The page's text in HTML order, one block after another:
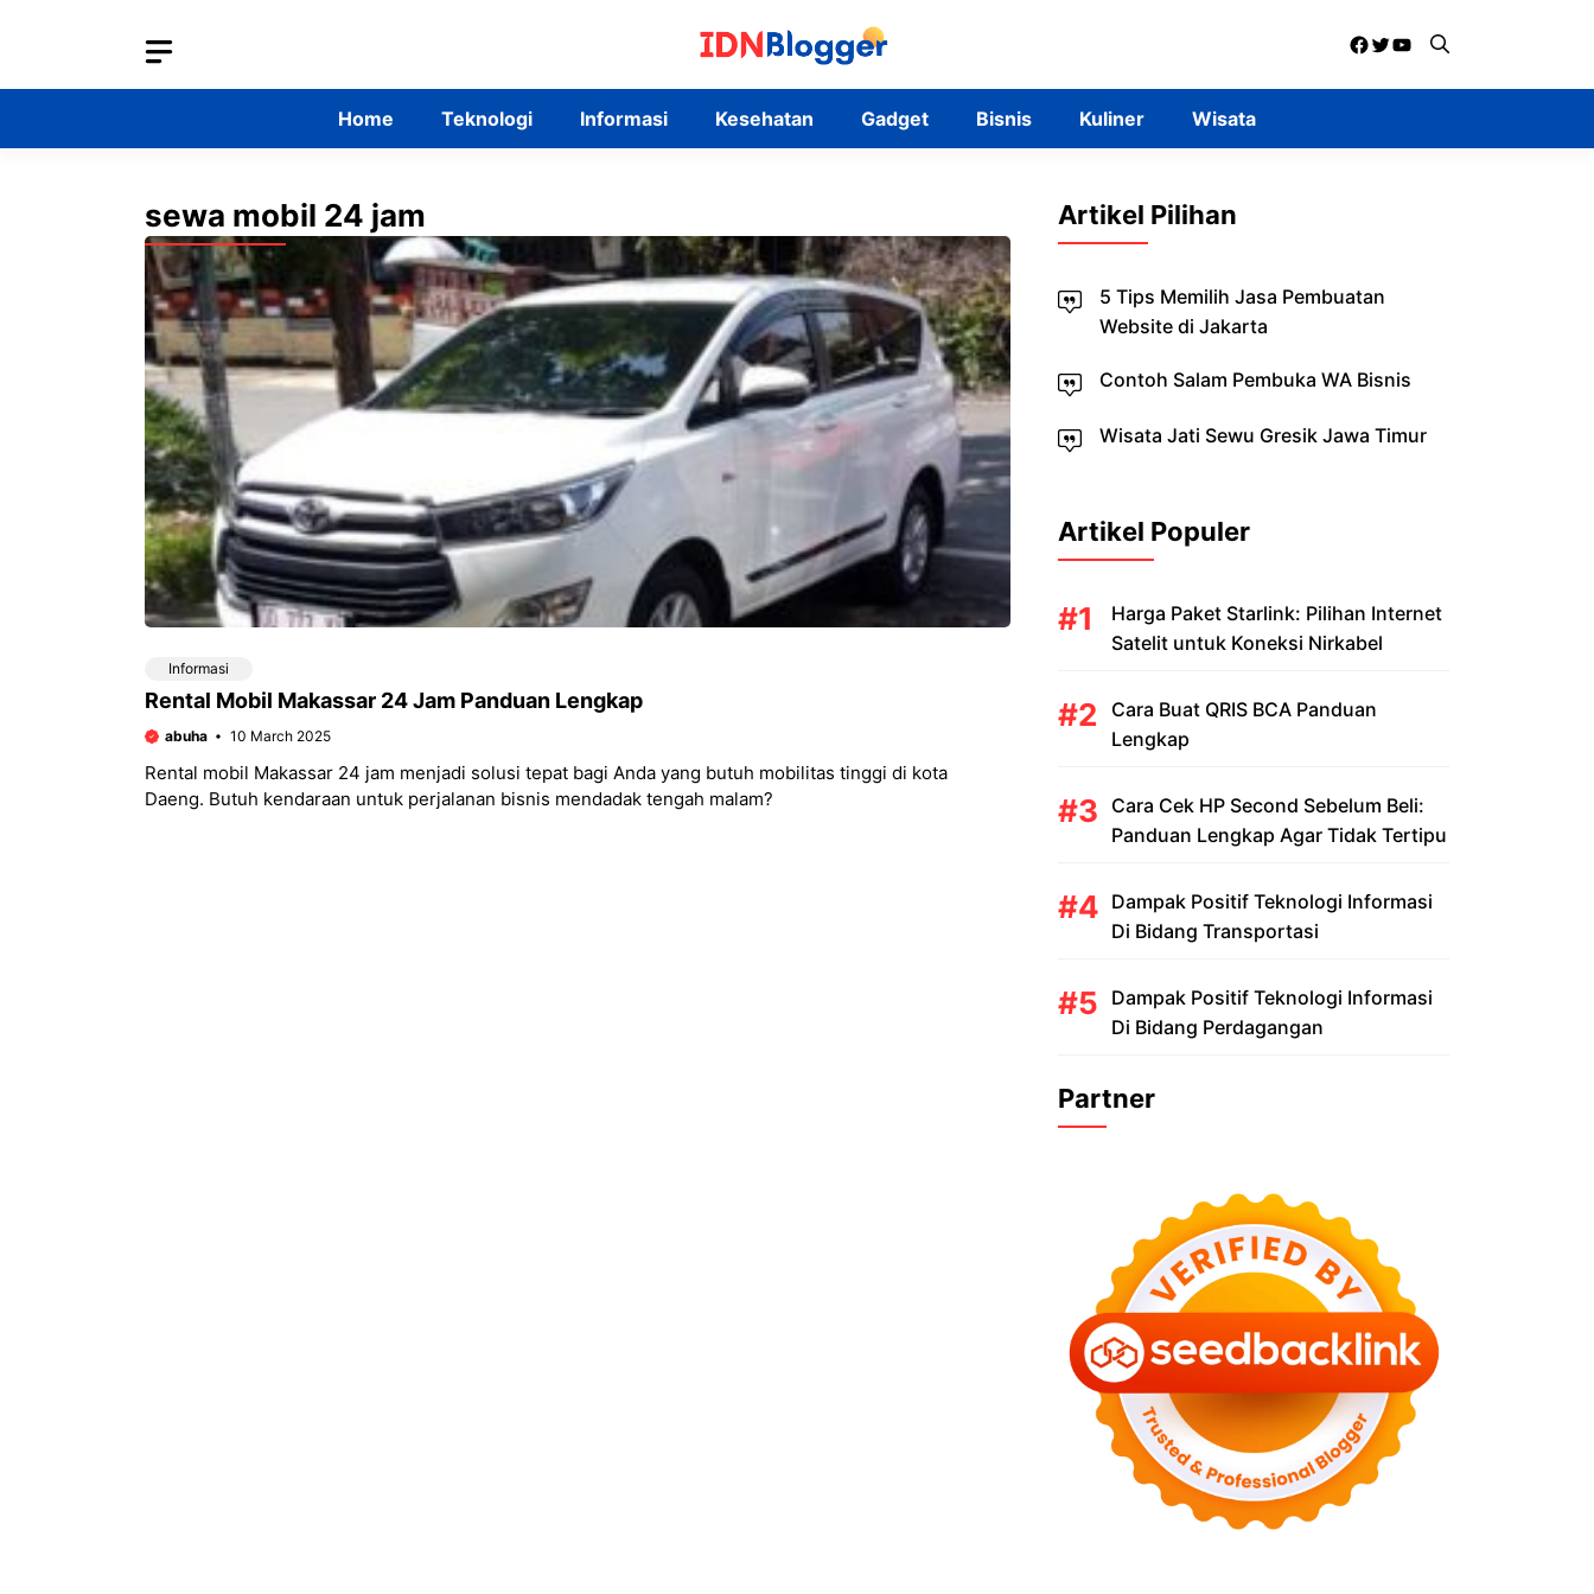
Facebook
Twitter
YouTube
Home Teknologi Informasi Kesehatan Gadget Bisnis Kuliner Wisata
sewa mobil 24 jam
Informasi
Rental Mobil Makassar 24 Jam Panduan Lengkap
abuha 10 March 2025
Rental mobil Makassar 24 jam menjadi solusi tepat bagi Anda yang butuh mobilitas tinggi di kota
Daeng. Butuh kendaraan untuk perjalanan bisnis mendadak tengah malam?
Artikel Pilihan
5 Tips Memilih Jasa Pembuatan
Website di Jakarta
Contoh Salam Pembuka WA Bisnis
Wisata Jati Sewu Gresik Jawa Timur
Artikel Populer
Harga Paket Starlink: Pilihan Internet
Satelit untuk Koneksi Nirkabel
Cara Buat QRIS BCA Panduan
Lengkap
Cara Cek HP Second Sebelum Beli:
Panduan Lengkap Agar Tidak Tertipu
Dampak Positif Teknologi Informasi
Di Bidang Transportasi
Dampak Positif Teknologi Informasi
Di Bidang Perdagangan
Partner